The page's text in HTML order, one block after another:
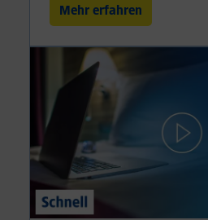
Mehr erfahren